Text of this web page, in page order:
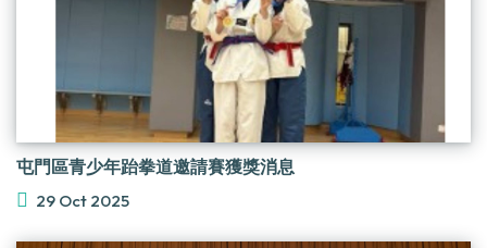
屯門區青少年跆拳道邀請賽獲獎消息
29 Oct 2025